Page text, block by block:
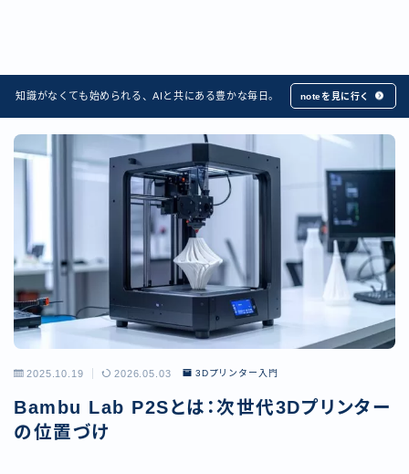
知識がなくても始められる、AIと共にある豊かな毎日。 noteを見に行く
2025.10.19 2026.05.03 3Dプリンター入門
Bambu Lab P2Sとは：次世代3Dプリンター
の位置づけ